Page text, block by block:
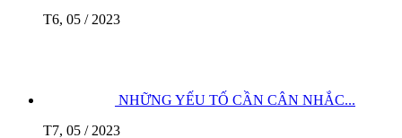
T6, 05 / 2023
NHỮNG YẾU TỐ CẦN CÂN NHẮC...
T7, 05 / 2023